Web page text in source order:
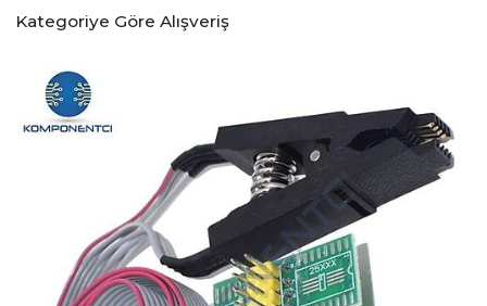
Kategoriye Göre Alışveriş